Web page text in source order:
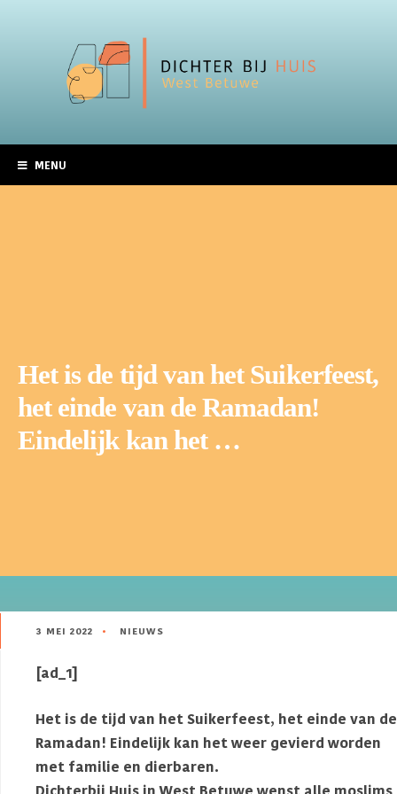
MENU
Het is de tijd van het Suikerfeest,
het einde van de Ramadan!
Eindelijk kan het …
3 MEI 2022 • NIEUWS
[ad_1]
Het is de tijd van het Suikerfeest, het einde van de
Ramadan! Eindelijk kan het weer gevierd worden
met familie en dierbaren.